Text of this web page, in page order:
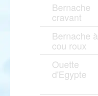
Bernache
cravant
Bernache à
cou roux
Ouette
d'Egypte